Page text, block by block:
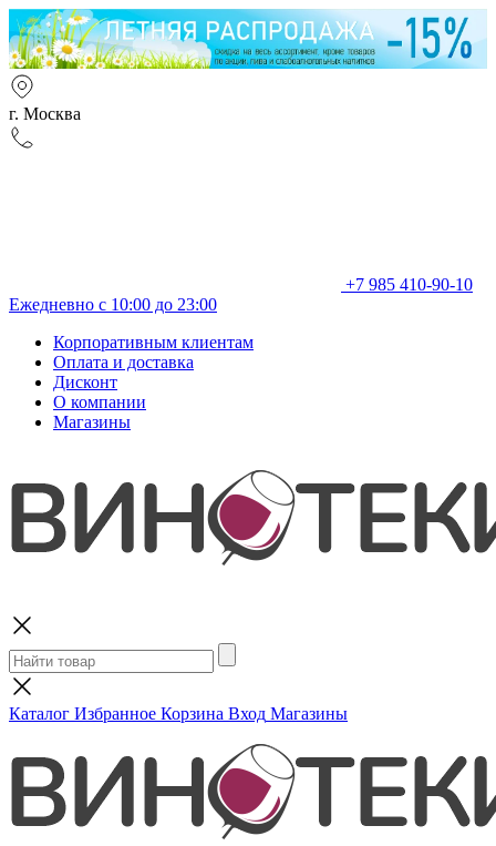
г. Москва
+7 985 410-90-10
Ежедневно с 10:00 до 23:00
Корпоративным клиентам
Оплата и доставка
Дисконт
О компании
Магазины
Каталог Избранное Корзина Вход Магазины